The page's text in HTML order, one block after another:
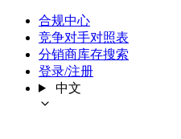
合规中心
竞争对手对照表
分销商库存搜索
登录/注册
中文